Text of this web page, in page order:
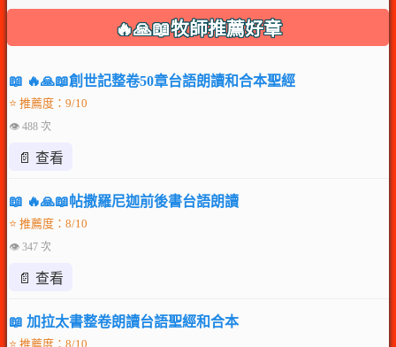
🔥🙏📖牧師推薦好章
📖 🔥🙏📖創世記整卷50章台語朗讀和合本聖經
⭐ 推薦度：9/10
👁 488 次
📄 查看
📖 🔥🙏📖帖撒羅尼迦前後書台語朗讀
⭐ 推薦度：8/10
👁 347 次
📄 查看
📖 加拉太書整卷朗讀台語聖經和合本
⭐ 推薦度：8/10